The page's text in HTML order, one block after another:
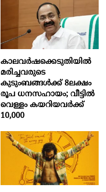
കാലവർഷക്കെടുതിയിൽ
മരിച്ചവരുടെ
കുടുംബങ്ങൾക്ക് 8ലക്ഷം
രൂപ ധനസഹായം; വീട്ടിൽ
വെള്ളം കയറിയവർക്ക്
10,000